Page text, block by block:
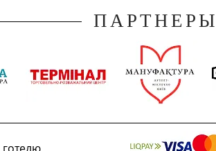
ПАРТНЕРЫ